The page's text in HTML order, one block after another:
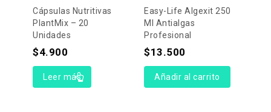
Cápsulas Nutritivas
PlantMix – 20
Unidades
$4.900
Leer más
Easy-Life Algexit 250
Ml Antialgas
Profesional
$13.500
Añadir al carrito